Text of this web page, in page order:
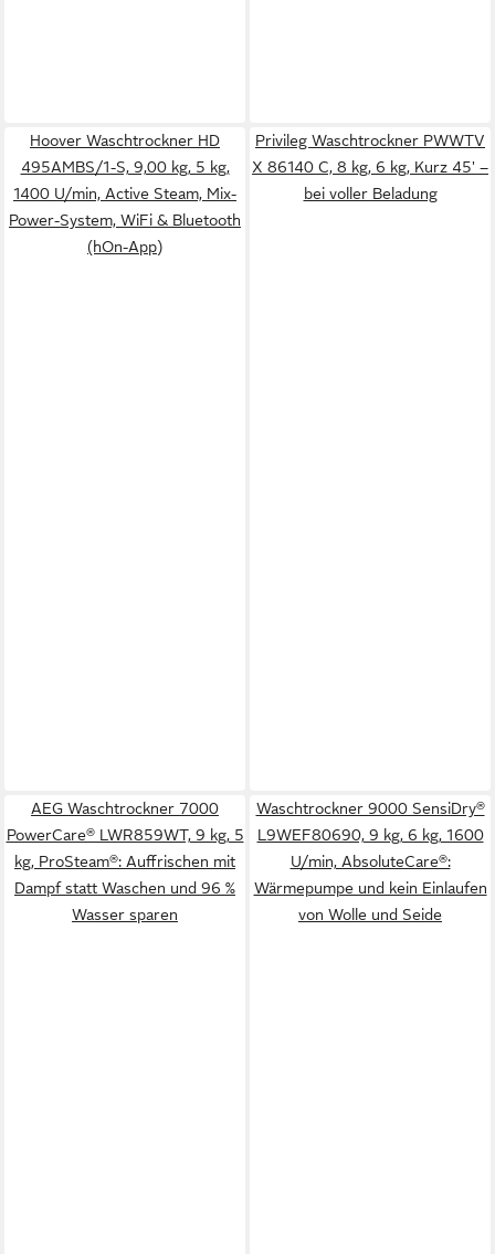
Hoover Waschtrockner HD
495AMBS/1-S, 9,00 kg, 5 kg,
1400 U/min, Active Steam, Mix-
Power-System, WiFi & Bluetooth
(hOn-App)
Privileg Waschtrockner PWWTV
X 86140 C, 8 kg, 6 kg, Kurz 45' –
bei voller Beladung
AEG Waschtrockner 7000
PowerCare® LWR859WT, 9 kg, 5
kg, ProSteam®: Auffrischen mit
Dampf statt Waschen und 96 %
Wasser sparen
Waschtrockner 9000 SensiDry®
L9WEF80690, 9 kg, 6 kg, 1600
U/min, AbsoluteCare®:
Wärmepumpe und kein Einlaufen
von Wolle und Seide